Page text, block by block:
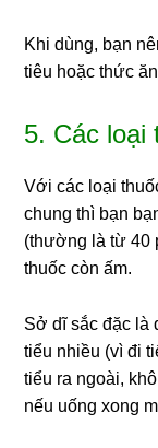
Khi dùng, bạn
tiêu hoặc thức
5. Các loại
Với các loại
chung thì bạn
(thường là từ 40
thuốc còn ấm.
Sở dĩ sắc đặc là
tiểu nhiều (vì đi
tiểu ra ngoài,
nếu uống xong